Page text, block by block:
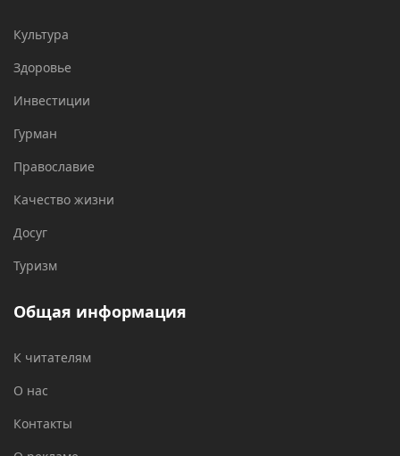
Культура
Здоровье
Инвестиции
Гурман
Православие
Качество жизни
Досуг
Туризм
Общая информация
К читателям
О нас
Контакты